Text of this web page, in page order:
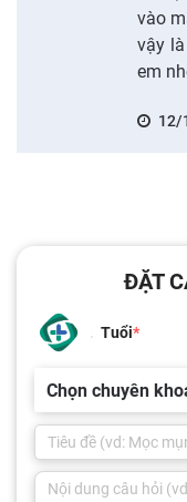
vào
vậy
em
12/
ĐẶT
Tuổi
Chọn chuyên